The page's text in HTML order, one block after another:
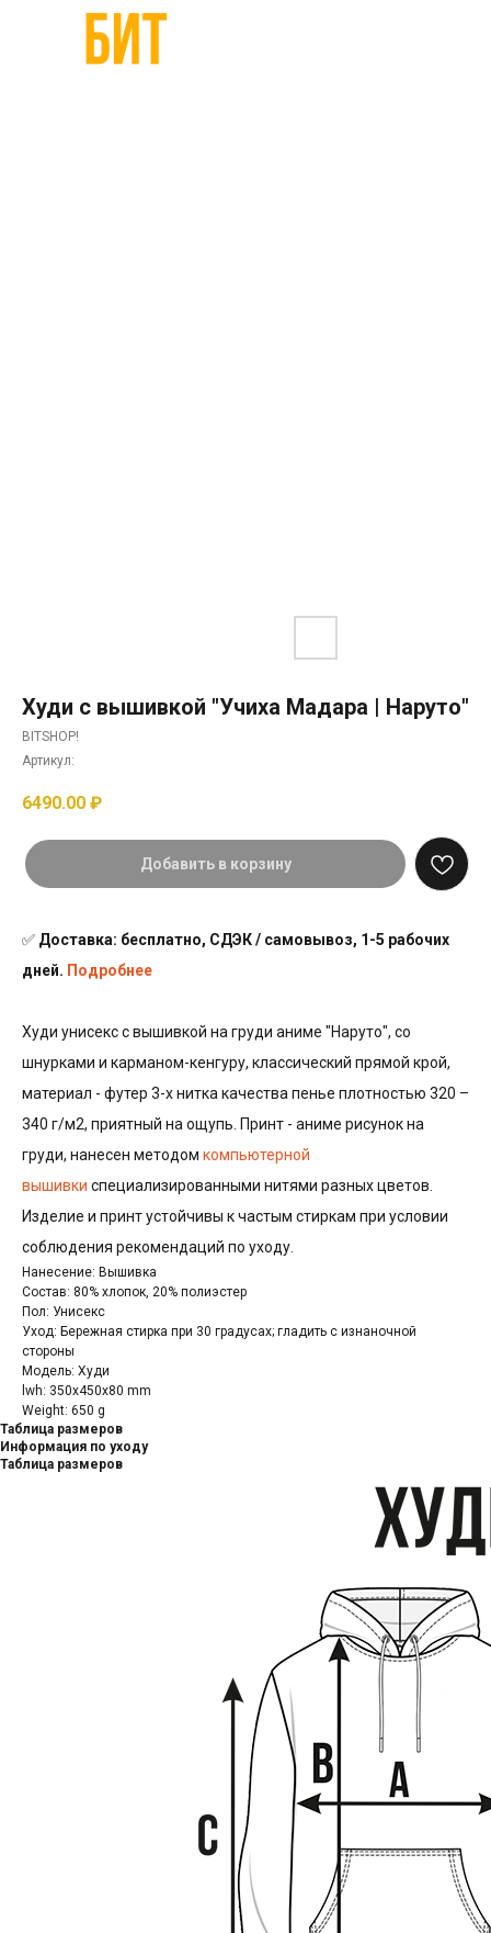
Худи с вышивкой "Учиха Мадара | Наруто"
BITSHOP!
Артикул:
6490.00 ₽
Добавить в корзину
✅ Доставка: бесплатно, СДЭК / самовывоз, 1-5 рабочих
дней. Подробнее
Худи унисекс с вышивкой на груди аниме "Наруто", со
шнурками и карманом-кенгуру, классический прямой крой,
материал - футер 3-х нитка качества пенье плотностью 320 –
340 г/м2, приятный на ощупь. Принт - аниме рисунок на
груди, нанесен методом компьютерной
вышивки специализированными нитями разных цветов.
Изделие и принт устойчивы к частым стиркам при условии
соблюдения рекомендаций по уходу.
Нанесение: Вышивка
Состав: 80% хлопок, 20% полиэстер
Пол: Унисекс
Уход: Бережная стирка при 30 градусах; гладить с изнаночной
стороны
Модель: Худи
lwh: 350x450x80 mm
Weight: 650 g
Таблица размеров
Информация по уходу
Таблица размеров